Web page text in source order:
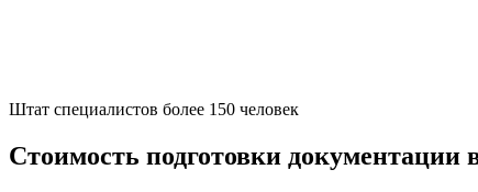
Штат специалистов более 150 человек
Стоимость подготовки документации